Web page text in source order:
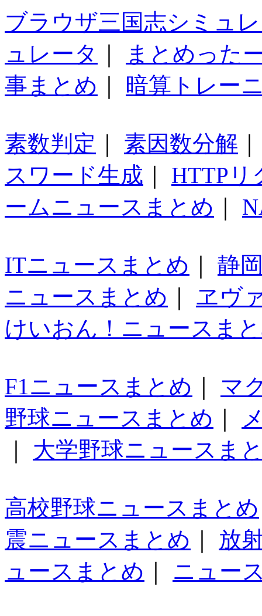
ブラウザ三国志シミュ
ュレータ
まとめった
事まとめ
暗算トレー
素数判定 素因数分解
スワード生成
HTTPリ
ームニュースまとめ
ITニュースまとめ
静
ニュースまとめ
ヱヴ
けいおん！ニュースま
F1ニュースまとめ
マ
野球ニュースまとめ
大学野球ニュースま
高校野球ニュースまとめ
震ニュースまとめ
放
ュースまとめ
ニュー